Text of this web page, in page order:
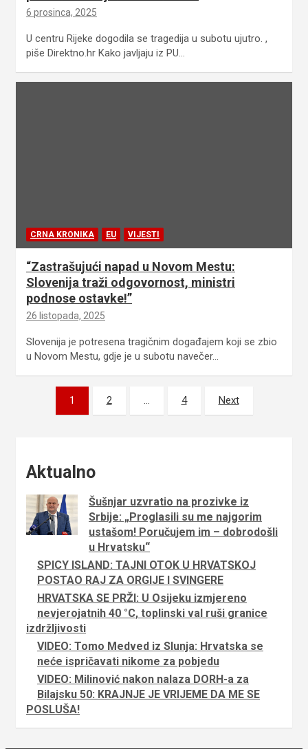
6 prosinca, 2025
U centru Rijeke dogodila se tragedija u subotu ujutro. ,
piše Direktno.hr Kako javljaju iz PU…
CRNA KRONIKA EU VIJESTI
“Zastrašujući napad u Novom Mestu:
Slovenija traži odgovornost, ministri
podnose ostavke!”
26 listopada, 2025
Slovenija je potresena tragičnim događajem koji se zbio
u Novom Mestu, gdje je u subotu navečer…
stranica
1 2 … 4 Next
Aktualno
Šušnjar uzvratio na prozivke iz
Srbije: „Proglasili su me najgorim
ustašom! Poručujem im – dobrodošli
u Hrvatsku“
SPICY ISLAND: TAJNI OTOK U HRVATSKOJ
POSTAO RAJ ZA ORGIJE I SVINGERE
HRVATSKA SE PRŽI: U Osijeku izmjereno
nevjerojatnih 40 °C, toplinski val ruši granice
izdržljivosti
VIDEO: Tomo Medved iz Slunja: Hrvatska se
neće ispričavati nikome za pobjedu
VIDEO: Milinović nakon nalaza DORH-a za
Bilajsku 50: KRAJNJE JE VRIJEME DA ME SE
POSLUŠA!